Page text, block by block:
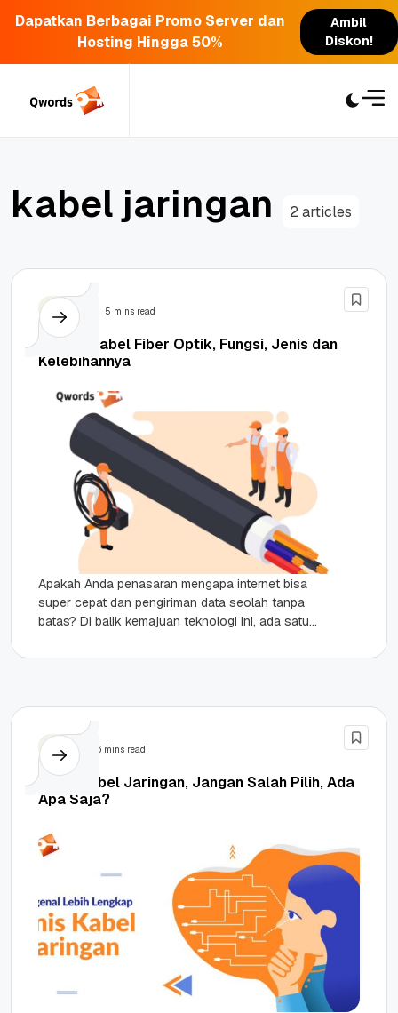
Dapatkan Berbagai Promo Server dan
Hosting Hingga 50%
Ambil
Diskon!
kabel jaringan 2 articles
Berita 5 mins read
Apa Itu Kabel Fiber Optik, Fungsi, Jenis dan
Kelebihannya
Apakah Anda penasaran mengapa internet bisa
super cepat dan pengiriman data seolah tanpa
batas? Di balik kemajuan teknologi ini, ada satu
6 mins read
Jenis Kabel Jaringan, Jangan Salah Pilih, Ada
Apa Saja?